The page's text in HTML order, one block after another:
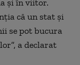
şi în viitor.
că un stat şi
se pot bucura
a declarat